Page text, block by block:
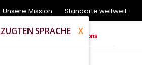
Unsere Mission Standorte weltweit
SPRACHE X